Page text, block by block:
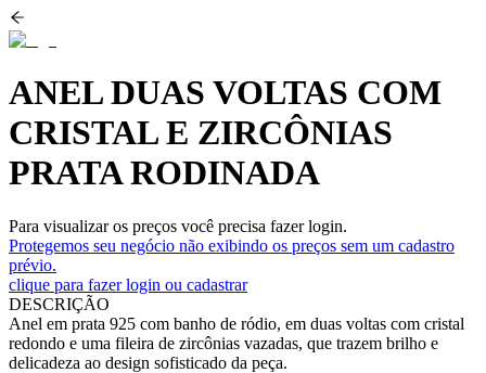
ANEL DUAS VOLTAS COM
CRISTAL E ZIRCÔNIAS
PRATA RODINADA
Para visualizar os preços você precisa fazer login.
Protegemos seu negócio não exibindo os preços sem um cadastro
prévio.
clique para fazer login ou cadastrar
DESCRIÇÃO
Anel em prata 925 com banho de ródio, em duas voltas com cristal
redondo e uma fileira de zircônias vazadas, que trazem brilho e
delicadeza ao design sofisticado da peça.